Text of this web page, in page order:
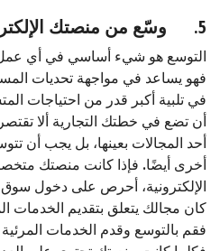
5. وسّع من منصتك
التوسع هو شيء أساسي في أي عمل
فهو يساعد في مواجهة تحديات
في تلبية أكبر قدر من احتياجات
أن تضع في خطتك التجارية ألا
أحد المجالات بعينها، بل يجب أن
أخرى أيضًا. فإذا كانت منصتك
الإلكترونية، أحرص على دخول سوق
كان مجالك يتعلق بتقديم الخدمات
فقم بالتوسع وقدم الخدمات